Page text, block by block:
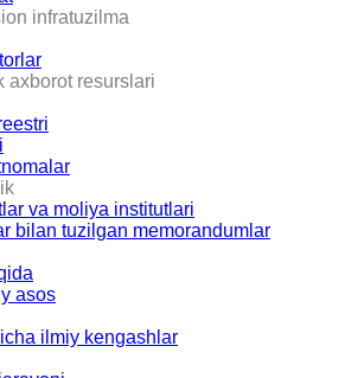
infratuzilma
axborot resurslari
va moliya institutlari
bilan tuzilgan memorandumlar
asos
ilmiy kengashlar